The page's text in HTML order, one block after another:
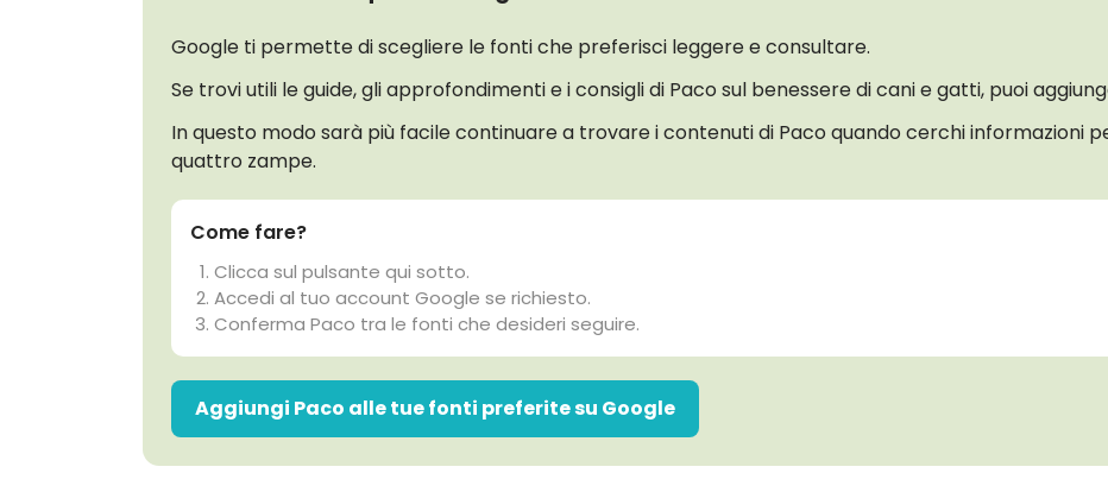
Google ti permette di scegliere le fonti che preferisci leggere e consultare.
Se trovi utili le guide, gli approfondimenti e i consigli di Paco sul benessere di cani e gatti, puoi
In questo modo sarà più facile continuare a trovare i contenuti di Paco quando cerchi informazioni
quattro zampe.
Come fare?
Clicca sul pulsante qui sotto.
Accedi al tuo account Google se richiesto.
Conferma Paco tra le fonti che desideri seguire.
Aggiungi Paco alle tue fonti preferite su Google